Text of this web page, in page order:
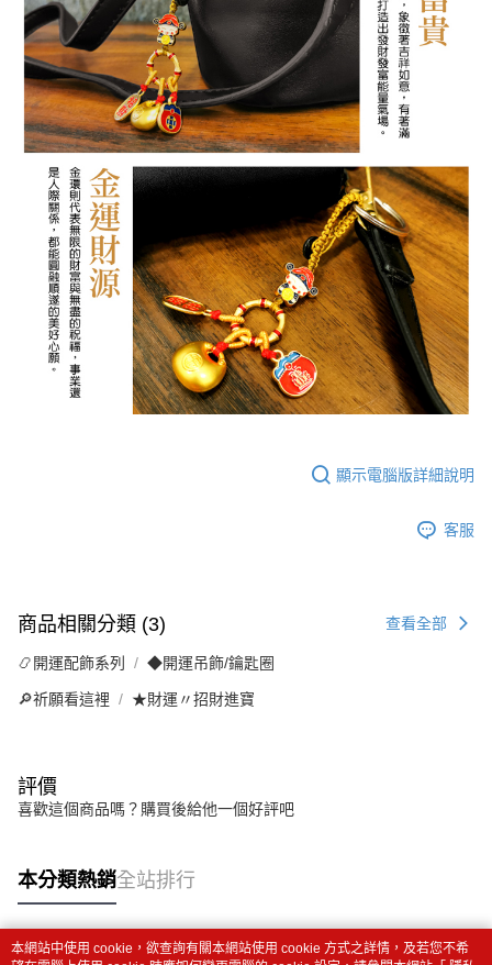
顯示電腦版詳細說明
客服
商品相關分類 (3) 查看全部
📿開運配飾系列 ◆開運吊飾/鑰匙圈
🔎祈願看這裡 ★財運〃招財進寶
評價
喜歡這個商品嗎？購買後給他一個好評吧
本分類熱銷全站排行
本網站中使用 cookie，欲查詢有關本網站使用 cookie 方式之詳情，及若您不希